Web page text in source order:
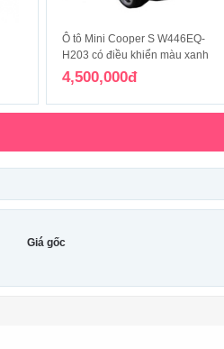
Ô tô Mini Cooper S W446EQ-
H203 có điều khiển màu xanh
4,500,000đ
Giá gốc